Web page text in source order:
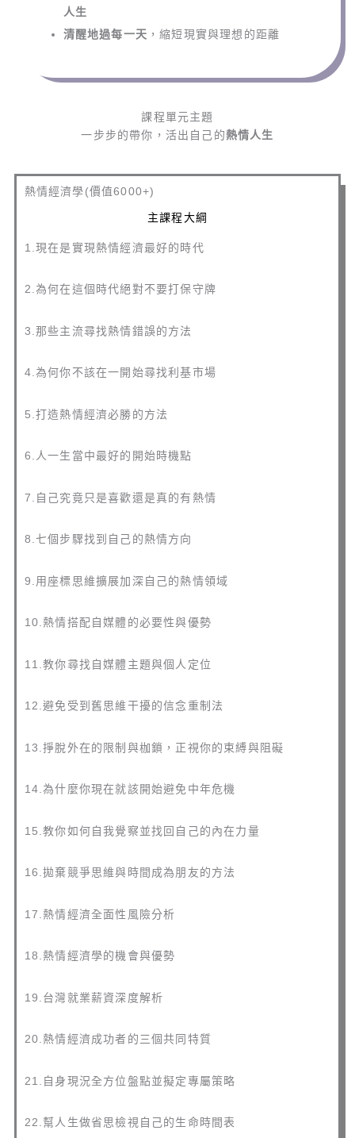
人生
清醒地過每一天 ，縮短現實與理想的距離
課程單元主題
一步步的帶你，活出自己的熱情人生
熱情經濟學(價值6000+)
主課程大綱
1.現在是實現熱情經濟最好的時代
2.為何在這個時代絕對不要打保守牌
3.那些主流尋找熱情錯誤的方法
4.為何你不該在一開始尋找利基市場
5.打造熱情經濟必勝的方法
6.人一生當中最好的開始時機點
7.自己究竟只是喜歡還是真的有熱情
8.七個步驟找到自己的熱情方向
9.用座標思維擴展加深自己的熱情領域
10.熱情搭配自媒體的必要性與優勢
11.教你尋找自媒體主題與個人定位
12.避免受到舊思維干擾的信念重制法
13.掙脫外在的限制與枷鎖，正視你的束縛與阻礙
14.為什麼你現在就該開始避免中年危機
15.教你如何自我覺察並找回自己的內在力量
16.拋棄競爭思維與時間成為朋友的方法
17.熱情經濟全面性風險分析
18.熱情經濟學的機會與優勢
19.台灣就業薪資深度解析
20.熱情經濟成功者的三個共同特質
21.自身現況全方位盤點並擬定專屬策略
22.幫人生做省思檢視自己的生命時間表